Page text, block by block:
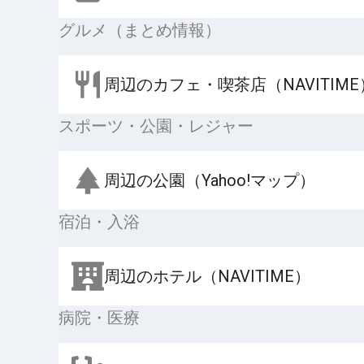
グルメ（まとめ情報）
周辺のカフェ・喫茶店（NAVITIME
スポーツ・公園・レジャー
周辺の公園（Yahoo!マップ）
宿泊・入浴
周辺のホテル（NAVITIME）
病院・医療